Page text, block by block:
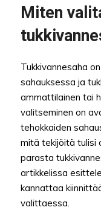
Miten
Tukkivannesaha
sahauksessa ja
ammattilainen tai
valitseminen on
tehokkaiden
mitä tekijöitä tulisi
parasta
artikkelissa
kannattaa
valittaessa.